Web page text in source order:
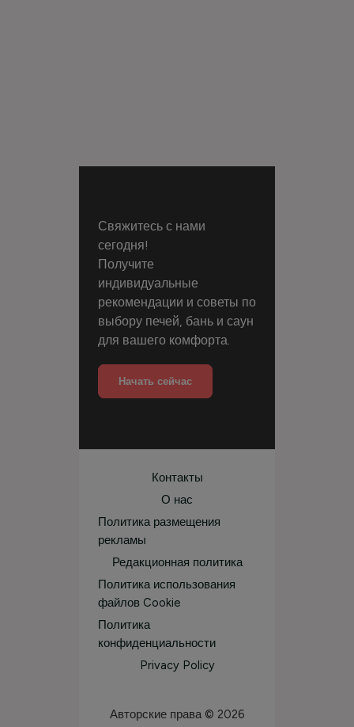
Свяжитесь с нами
сегодня!
Получите
индивидуальные
рекомендации и советы по
выбору печей, бань и саун
для вашего комфорта.
Начать сейчас
Контакты
О нас
Политика размещения
рекламы
Редакционная политика
Политика использования
файлов Cookie
Политика
конфиденциальности
Privacy Policy
Авторские права © 2026